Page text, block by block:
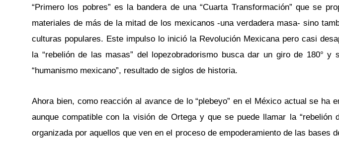
“Primero los pobres” es la bandera de una “Cuarta Transformación” que se
materiales de más de la mitad de los mexicanos -una verdadera masa- sino
culturas populares. Este impulso lo inició la Revolución Mexicana pero casi
la “rebelión de las masas” del lopezobradorismo busca dar un giro de 180°
“humanismo mexicano”, resultado de siglos de historia.
Ahora bien, como reacción al avance de lo “plebeyo” en el México actual se ha
aunque compatible con la visión de Ortega y que se puede llamar la “rebelión
organizada por aquellos que ven en el proceso de empoderamiento de las bases